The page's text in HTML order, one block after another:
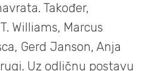
Također,
Williams, Marcus
Gerd Janson, Anja
Uz odličnu postavu